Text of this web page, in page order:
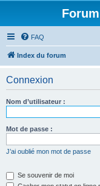
FAQ
Index du forum
Connexion
Nom d’utilisateur :
Mot de passe :
J’ai oublié mon mot de passe
Se souvenir de moi